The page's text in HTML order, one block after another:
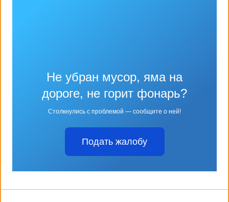
Не убран мусор, яма на
дороге, не горит фонарь?
Столкнулись с проблемой — сообщите о ней!
Подать жалобу